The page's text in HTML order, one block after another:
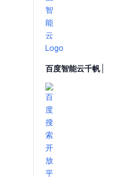
百度智能云千帆|